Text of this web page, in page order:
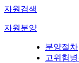
자원검색
자원분양
분양절차
고위험